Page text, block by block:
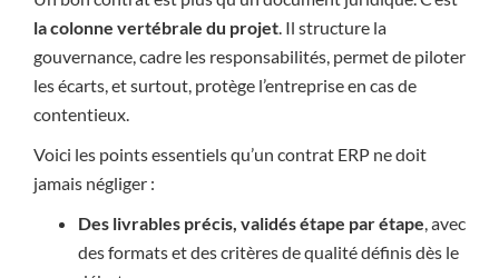
la colonne vertébrale du projet. Il structure la
gouvernance, cadre les responsabilités, permet de piloter
les écarts, et surtout, protège l’entreprise en cas de
contentieux.
Voici les points essentiels qu’un contrat ERP ne doit
jamais négliger :
Des livrables précis, validés étape par étape, avec
des formats et des critères de qualité définis dès le